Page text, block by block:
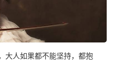
大人如果都不能坚持，都抱